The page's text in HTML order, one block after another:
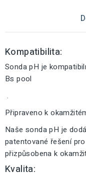
Kompatibilita:
Sonda pH je
Bs pool
.
Připraveno k
Naše sonda pH je
patentované řešení
přizpůsobena k
Kvalita: